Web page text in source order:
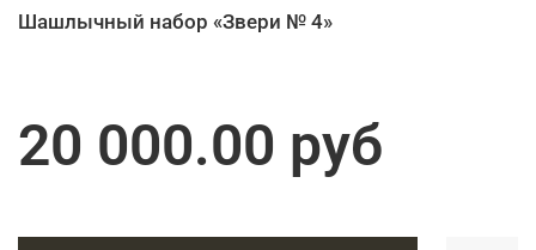
Шашлычный набор «Звери № 4»
20 000.00 руб